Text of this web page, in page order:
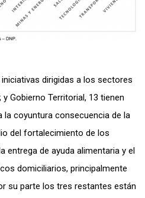
dirigidas a los sectores
Gobierno Territorial, 13 tienen
coyuntura consecuencia de la
del fortalecimiento de los
entrega de ayuda alimentaria y el
domiciliarios, principalmente
su parte los tres restantes están